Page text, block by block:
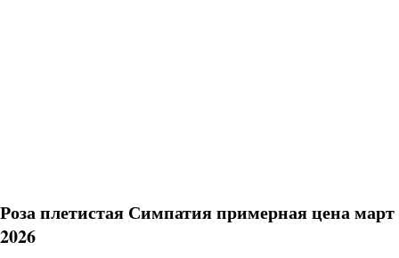
Роза плетистая Симпатия примерная цена март
2026